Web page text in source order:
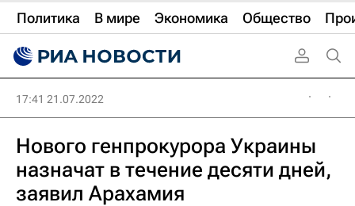
Политика В мире Экономика Общество
17:41 21.07.2022
Нового генпрокурора Украины
назначат в течение десяти дней,
заявил Арахамия